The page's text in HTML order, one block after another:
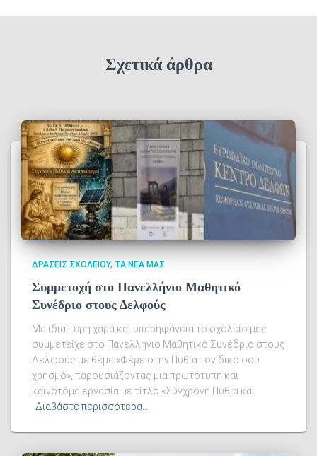
Σχετικά άρθρα
ΔΡΆΣΕΙΣ ΣΧΟΛΕΊΟΥ ΤΑ ΝΈΑ ΜΑΣ
Συμμετοχή στο Πανελλήνιο Μαθητικό
Συνέδριο στους Δελφούς
Με ιδιαίτερη χαρά και υπερηφάνεια το σχολείο μας
συμμετείχε στο Πανελλήνιο Μαθητικό Συνέδριο στους
Δελφούς με θέμα «Φέρε στην Πυθία τον δικό σου
χρησμό», παρουσιάζοντας μια πρωτότυπη και
καινοτόμα εργασία με τίτλο «Σύγχρονη Πυθία και
Διαβάστε περισσότερα…